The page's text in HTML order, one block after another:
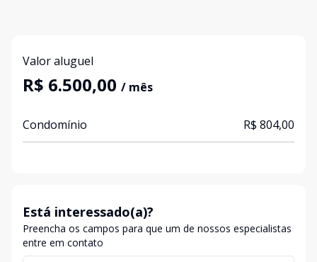
Valor aluguel
R$ 6.500,00 / mês
Condomínio R$ 804,00
Está interessado(a)?
Preencha os campos para que um de nossos especialistas
entre em contato